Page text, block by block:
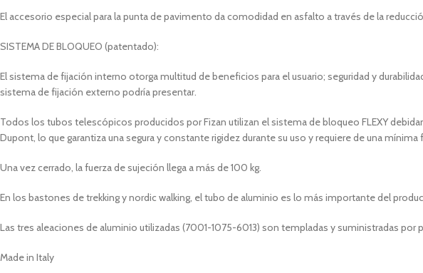
El accesorio especial para la punta de pavimento da comodidad en asfalto a través de la
SISTEMA DE BLOQUEO (patentado):
El sistema de fijación interno otorga multitud de beneficios para el usuario; seguridad y
sistema de fijación externo podría presentar.
Todos los tubos telescópicos producidos por Fizan utilizan el sistema de bloqueo FLEXY
Dupont, lo que garantiza una segura y constante rigidez durante su uso y requiere de una mínima
Una vez cerrado, la fuerza de sujeción llega a más de 100 kg.
En los bastones de trekking y nordic walking, el tubo de aluminio es lo más importante del
Las tres aleaciones de aluminio utilizadas (7001-1075-6013) son templadas y suministradas por
Made in Italy